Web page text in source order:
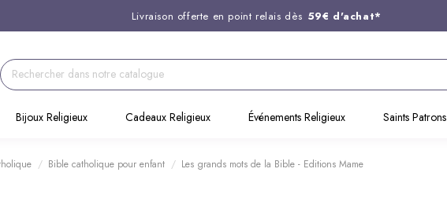
Livraison offerte en point relais dès 59€ d'achat*
Support client disponible au
Commandez avant 14H, expédition le jour même !
Bijoux Religieux Cadeaux Religieux Événements Religieux Saints Patrons
Bible catholique pour enfant Les grands mots de la Bible - Editions Mame